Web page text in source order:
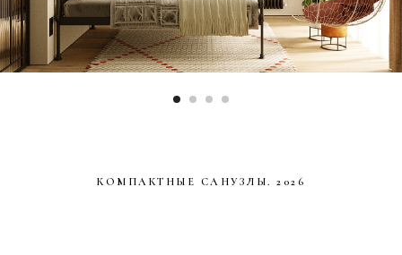
КОМПАКТНЫЕ САНУЗЛЫ. 2026